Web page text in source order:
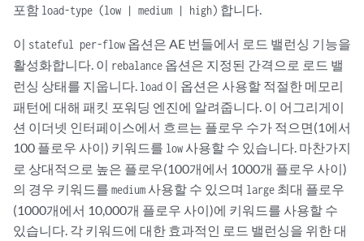
포함 load-type (low | medium | high) 합니다.
이 stateful per-flow 옵션은 AE 번들에서 로드 밸런싱 기능을
활성화합니다. 이 rebalance 옵션은 지정된 간격으로 로드 밸
런싱 상태를 지웁니다. load 이 옵션은 사용할 적절한 메모리
패턴에 대해 패킷 포워딩 엔진에 알려줍니다. 이 어그리게이
션 이더넷 인터페이스에서 흐르는 플로우 수가 적으면(1에서
100 플로우 사이) 키워드를 low 사용할 수 있습니다. 마찬가지
로 상대적으로 높은 플로우(100개에서 1000개 플로우 사이)
의 경우 키워드를 medium 사용할 수 있으며 large 최대 플로우
(1000개에서 10,000개 플로우 사이)에 키워드를 사용할 수
있습니다. 각 키워드에 대한 효과적인 로드 밸런싱을 위한 대